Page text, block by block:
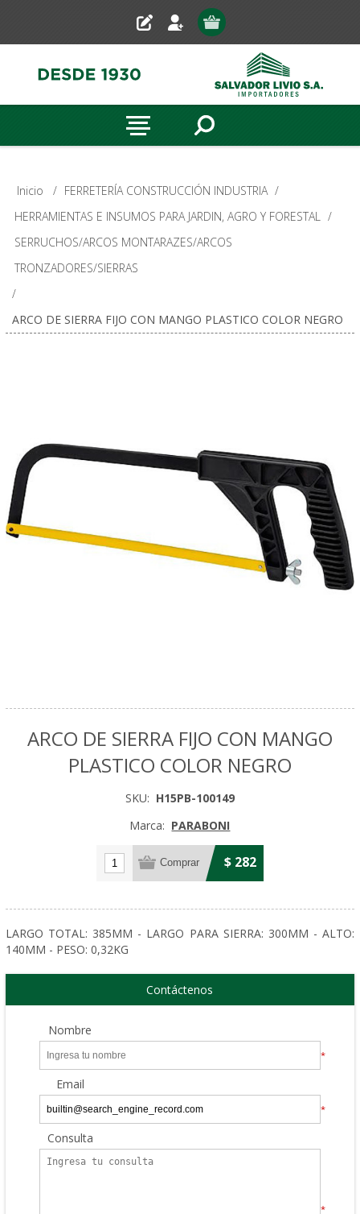
Inicio / FERRETERÍA CONSTRUCCIÓN INDUSTRIA /
HERRAMIENTAS E INSUMOS PARA JARDIN, AGRO Y FORESTAL /
SERRUCHOS/ARCOS MONTARAZES/ARCOS
TRONZADORES/SIERRAS
/
ARCO DE SIERRA FIJO CON MANGO PLASTICO COLOR NEGRO
ARCO DE SIERRA FIJO CON MANGO
PLASTICO COLOR NEGRO
SKU: H15PB-100149
Marca: PARABONI
$ 282
LARGO TOTAL: 385MM - LARGO PARA SIERRA: 300MM - ALTO:
140MM - PESO: 0,32KG
Contáctenos
Nombre
*
Email
*
Consulta
*